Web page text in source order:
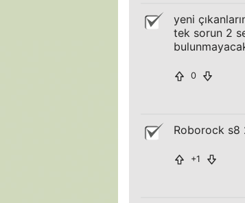
yeni
tek sorun 2
0
Roborock s8
+1